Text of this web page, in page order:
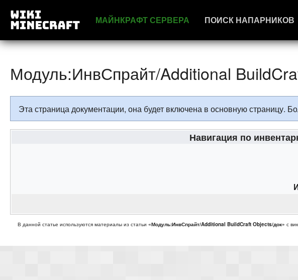
МАЙНКРАФТ СЕРВЕРА ПОИСК НАПАРНИКОВ
Модуль:ИнвСпрайт/Additional
Эта страница документации, она будет включена в основную страницу.
Навигация по
В данной статье используются материалы из статьи «Модуль:ИнвСпрайт/Additional BuildCraft Objects/док» с